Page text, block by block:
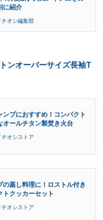
に紹介
チオシ編集部
ンオーバーサイズ長袖T
ンプにおすすめ！コンパクト
オールチタン製焚き火台
チオシストア
の蒸し料理に！ロストル付き
トクッカーセット
チオシストア